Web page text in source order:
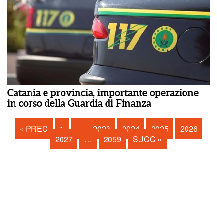
Catania e provincia, importante operazione
in corso della Guardia di Finanza
« PREC 1 … 2023 2024 2025
2026
2027
… 2059 SUCC »